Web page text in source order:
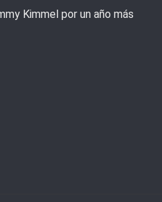
Kimmel por un año más